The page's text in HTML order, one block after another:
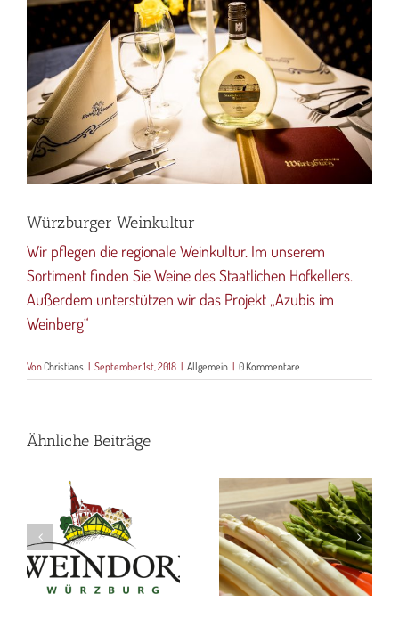
Bild
Würzburger Weinkultur
Wir pflegen die regionale Weinkultur. Im unserem
Sortiment finden Sie Weine des Staatlichen Hofkellers.
Außerdem unterstützen wir das Projekt „Azubis im
Weinberg“
VonChristians | September 1st, 2018 | Allgemein | 0 Kommentare
Ähnliche Beiträge